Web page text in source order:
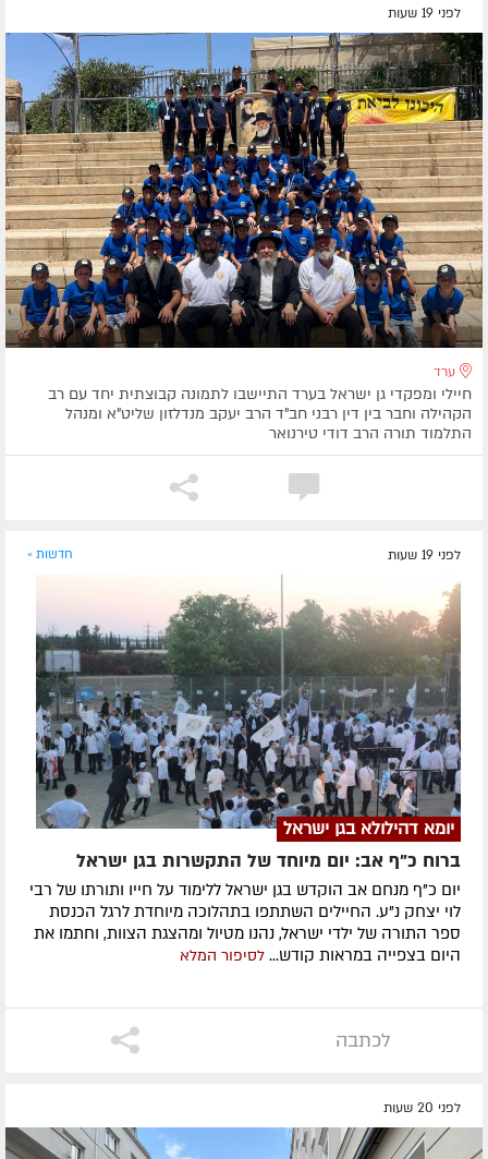
לפני 19 שעות
ערד
חיילי ומפקדי גן ישראל בערד התיישבו לתמונה קבוצתית יחד עם רב
הקהילה וחבר בין דין רבני חב"ד הרב יעקב מנדלזון שליט"א ומנהל
התלמוד תורה הרב דודי טירנואר
לפני 19 שעות חדשות »
יומא דהילולא בגן ישראל
ברוח כ"ף אב: יום מיוחד של התקשרות בגן ישראל
יום כ"ף מנחם אב הוקדש בגן ישראל ללימוד על חייו ותורתו של רבי
לוי יצחק נ"ע. החיילים השתתפו בתהלוכה מיוחדת לרגל הכנסת
ספר התורה של ילדי ישראל, נהנו מטיול ומהצגת הצוות, וחתמו את
היום בצפייה במראות קודש... לסיפור המלא
לכתבה
לפני 20 שעות